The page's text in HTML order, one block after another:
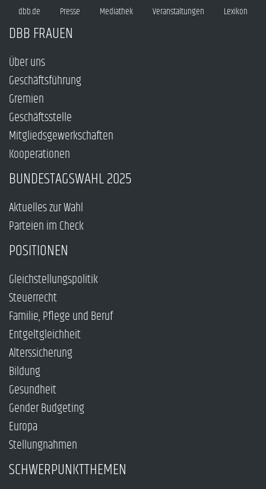
dbb.de Presse Mediathek Veranstaltungen Lexikon
DBB FRAUEN
Über uns
Geschäftsführung
Gremien
Geschäftsstelle
Mitgliedsgewerkschaften
Kooperationen
BUNDESTAGSWAHL 2025
Aktuelles zur Wahl
Parteien im Check
POSITIONEN
Gleichstellungspolitik
Steuerrecht
Familie, Pflege und Beruf
Entgeltgleichheit
Alterssicherung
Bildung
Gesundheit
Gender Budgeting
Europa
Stellungnahmen
SCHWERPUNKTTHEMEN